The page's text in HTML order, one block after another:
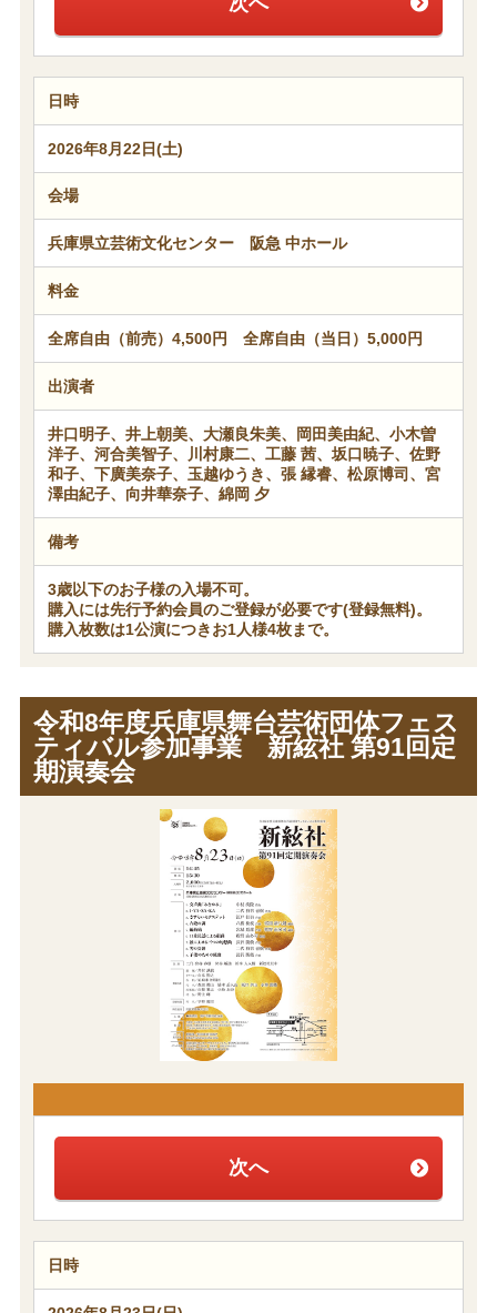
日時
2026年8月22日(土)
会場
兵庫県立芸術文化センター 阪急 中ホール
料金
全席自由（前売）4,500円 全席自由（当日）5,000円
出演者
井口明子、井上朝美、大瀬良朱美、岡田美由紀、小木曽
洋子、河合美智子、川村康二、工藤 茜、坂口暁子、佐野
和子、下廣美奈子、玉越ゆうき、張 縁睿、松原博司、宮
澤由紀子、向井華奈子、綿岡 夕
備考
3歳以下のお子様の入場不可。
購入には先行予約会員のご登録が必要です(登録無料)。
購入枚数は1公演につきお1人様4枚まで。
令和8年度兵庫県舞台芸術団体フェス
ティバル参加事業 新絃社 第91回定
期演奏会
次へ
日時